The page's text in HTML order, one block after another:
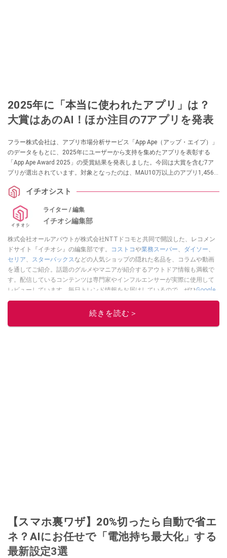
2025年に「本当に使われたアプリ」は？
大賞はあのAI！ほか注目の7アプリを発表
フラー株式会社は、アプリ市場分析サービス「App Ape（アップ・エイプ）」
のデータをもとに、2025年にユーザーから支持を集めたアプリを表彰する
「App Ape Award 2025」の受賞結果を発表しました。今回は大賞を含む7ア
プリが選出されています。対象となったのは、MAU10万以上のアプリ1,456
ィブ率、ストアレビュー評価などをスコア化し、定量的に分析・比較したう
やDX、地域密着型アプリなど、多彩な分野から注目のアプリが名を連ねてい
ます。
イチオシスト
ライター / 編集
イチオシ編集部
株式会社オールアバウトが株式会社NTTドコモと共同で開設した、レコメン
ドサイト『イチオシ』の編集部です。
コストコや業務スーパー、 ダイソー、
セリア、 スターバックスなどの人気ショップの隠れた名品を、コラムや動画
を通してご紹介。話題のグルメやマニアが紹介するアウトドア情報も満載で
す。配信しているコンテンツは専門家やインフルエンサーが実際に使用して
レビューしています。毎日トレンド情報をお届けしているので、ぜひGoogle
ニュースでフォローしてください！
このイチオシストの他の記事を読む
続きを読む＞
【スマホ裏ワザ】20%切ったら自動で省エ
ネ？AIにお任せで「電池持ち最大化」する
最新設定3選